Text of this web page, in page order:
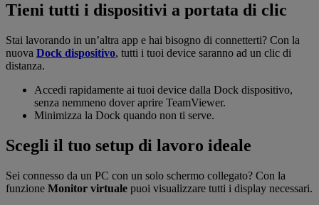
Tieni tutti i dispositivi a portata di clic
Stai lavorando in un’altra app e hai bisogno di connetterti? Con la
nuova Dock dispositivo, tutti i tuoi device saranno ad un clic di
distanza.
Accedi rapidamente ai tuoi device dalla Dock dispositivo,
senza nemmeno dover aprire TeamViewer.
Minimizza la Dock quando non ti serve.
Scegli il tuo setup di lavoro ideale
Sei connesso da un PC con un solo schermo collegato? Con la
funzione Monitor virtuale puoi visualizzare tutti i display necessari.